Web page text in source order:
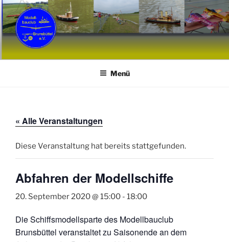
Zum
Inhalt
springen
MCB
Menü
« Alle Veranstaltungen
Diese Veranstaltung hat bereits stattgefunden.
Abfahren der Modellschiffe
20. September 2020 @ 15:00 - 18:00
Die Schiffsmodellsparte des Modellbauclub
Brunsbüttel veranstaltet zu Saisonende an dem